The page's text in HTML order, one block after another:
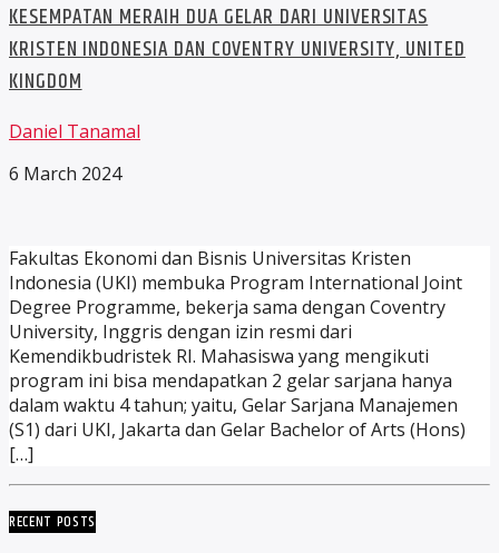
KESEMPATAN MERAIH DUA GELAR DARI UNIVERSITAS
KRISTEN INDONESIA DAN COVENTRY UNIVERSITY, UNITED
KINGDOM
Daniel Tanamal
6 March 2024
Fakultas Ekonomi dan Bisnis Universitas Kristen
Indonesia (UKI) membuka Program International Joint
Degree Programme, bekerja sama dengan Coventry
University, Inggris dengan izin resmi dari
Kemendikbudristek RI. Mahasiswa yang mengikuti
program ini bisa mendapatkan 2 gelar sarjana hanya
dalam waktu 4 tahun; yaitu, Gelar Sarjana Manajemen
(S1) dari UKI, Jakarta dan Gelar Bachelor of Arts (Hons)
[…]
RECENT POSTS